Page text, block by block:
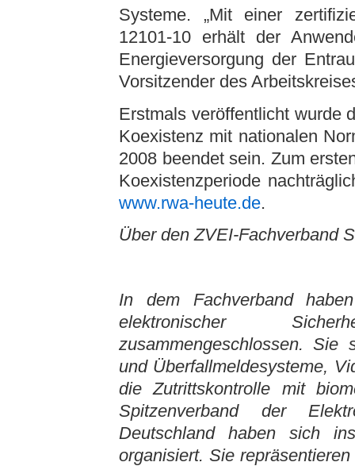
Systeme. „Mit einer
12101-10 erhält der
Energieversorgung der
Vorsitzender des
Erstmals veröffentlicht wurde
Koexistenz mit nationalen
2008 beendet sein. Zum
Koexistenzperiode
www.rwa-heute.de.
Über den ZVEI-Fachverband
In dem Fachverband
elektronischer
zusammengeschlossen. Sie
und Überfallmeldesysteme,
die Zutrittskontrolle mit
Spitzenverband der
Deutschland haben sich
organisiert. Sie